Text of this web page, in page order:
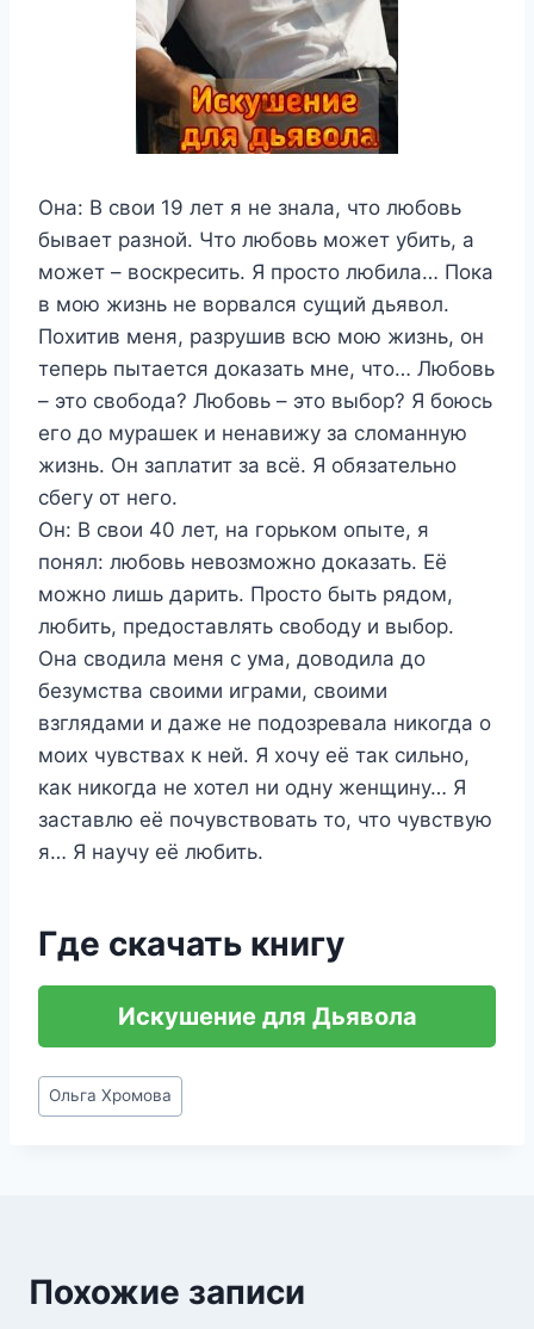
Она: В свои 19 лет я не знала, что любовь
бывает разной. Что любовь может убить, а
может – воскресить. Я просто любила… Пока
в мою жизнь не ворвался сущий дьявол.
Похитив меня, разрушив всю мою жизнь, он
теперь пытается доказать мне, что… Любовь
– это свобода? Любовь – это выбор? Я боюсь
его до мурашек и ненавижу за сломанную
жизнь. Он заплатит за всё. Я обязательно
сбегу от него.
Он: В свои 40 лет, на горьком опыте, я
понял: любовь невозможно доказать. Её
можно лишь дарить. Просто быть рядом,
любить, предоставлять свободу и выбор.
Она сводила меня с ума, доводила до
безумства своими играми, своими
взглядами и даже не подозревала никогда о
моих чувствах к ней. Я хочу её так сильно,
как никогда не хотел ни одну женщину… Я
заставлю её почувствовать то, что чувствую
я… Я научу её любить.
Где скачать книгу
Искушение для Дьявола
Метки
записи:
Ольга Хромова
Похожие записи